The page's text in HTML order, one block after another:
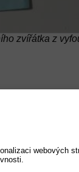
zvířátka z
webových